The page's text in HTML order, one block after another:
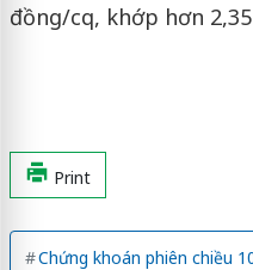
đồng/cq, khớp hơn
Print
Chứng khoán phiên chiều